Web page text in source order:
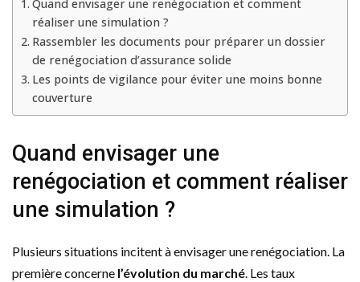
Quand envisager une renégociation et comment
réaliser une simulation ?
Rassembler les documents pour préparer un dossier
de renégociation d’assurance solide
Les points de vigilance pour éviter une moins bonne
couverture
Quand envisager une
renégociation et comment réaliser
une simulation ?
Plusieurs situations incitent à envisager une renégociation. La
première concerne l’évolution du marché. Les taux